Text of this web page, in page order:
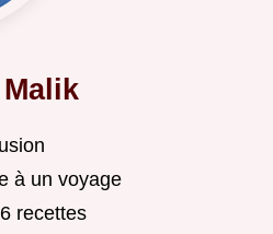
à un voyage
recettes